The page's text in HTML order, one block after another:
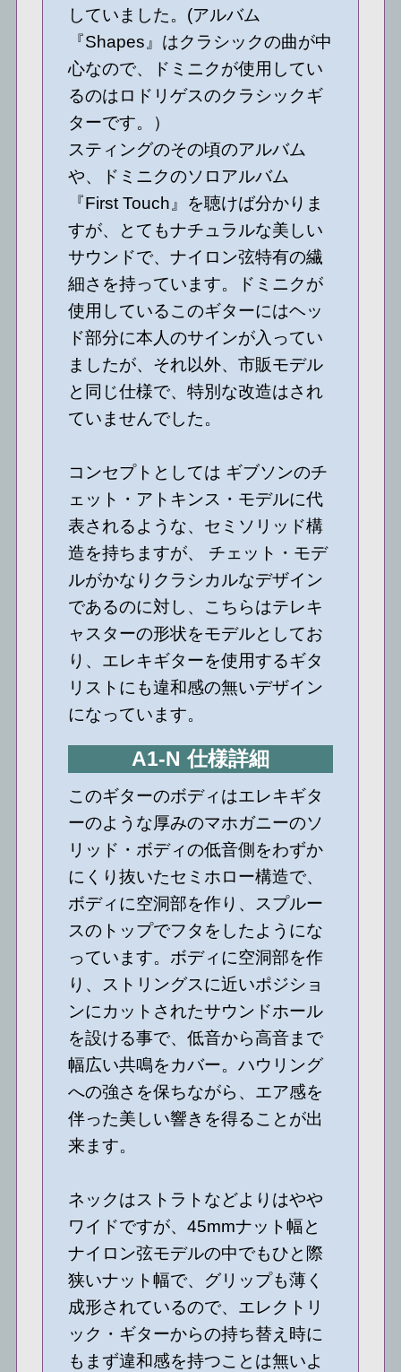
していました。(アルバム
『Shapes』はクラシックの曲が中
心なので、ドミニクが使用してい
るのはロドリゲスのクラシックギ
ターです。）
スティングのその頃のアルバム
や、ドミニクのソロアルバム
『First Touch』を聴けば分かりま
すが、とてもナチュラルな美しい
サウンドで、ナイロン弦特有の繊
細さを持っています。ドミニクが
使用しているこのギターにはヘッ
ド部分に本人のサインが入ってい
ましたが、それ以外、市販モデル
と同じ仕様で、特別な改造はされ
ていませんでした。
コンセプトとしては ギブソンのチ
ェット・アトキンス・モデルに代
表されるような、セミソリッド構
造を持ちますが、 チェット・モデ
ルがかなりクラシカルなデザイン
であるのに対し、こちらはテレキ
ャスターの形状をモデルとしてお
り、エレキギターを使用するギタ
リストにも違和感の無いデザイン
になっています。
A1-N 仕様詳細
このギターのボディはエレキギタ
ーのような厚みのマホガニーのソ
リッド・ボディの低音側をわずか
にくり抜いたセミホロー構造で、
ボディに空洞部を作り、スプルー
スのトップでフタをしたようにな
っています。ボディに空洞部を作
り、ストリングスに近いポジショ
ンにカットされたサウンドホール
を設ける事で、低音から高音まで
幅広い共鳴をカバー。ハウリング
への強さを保ちながら、エア感を
伴った美しい響きを得ることが出
来ます。
ネックはストラトなどよりはやや
ワイドですが、45mmナット幅と
ナイロン弦モデルの中でもひと際
狭いナット幅で、グリップも薄く
成形されているので、エレクトリ
ック・ギターからの持ち替え時に
もまず違和感を持つことは無いよ